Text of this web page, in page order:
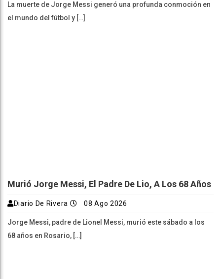
La muerte de Jorge Messi generó una profunda conmoción en
el mundo del fútbol y […]
Murió Jorge Messi, El Padre De Lio, A Los 68 Años
Diario De Rivera 08 Ago 2026
Jorge Messi, padre de Lionel Messi, murió este sábado a los
68 años en Rosario, […]